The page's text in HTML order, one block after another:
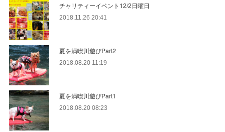
チャリティーイベント12/2日曜日
2018.11.26 20:41
夏を満喫川遊びPart2
2018.08.20 11:19
夏を満喫川遊びPart1
2018.08.20 08:23